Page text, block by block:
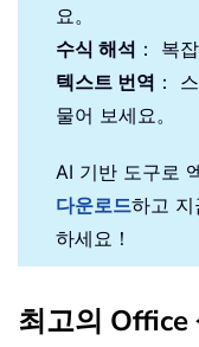
요。
수식 해석 ： 복
텍스트 번역 ：
물어 보세요。
AI 기반 도구로
다운로드하고 지
하세요！
최고의 Office